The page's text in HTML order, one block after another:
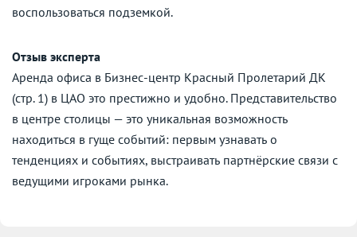
воспользоваться подземкой.
Отзыв эксперта
Аренда офиса в Бизнес-центр Красный Пролетарий ДК
(стр. 1) в ЦАО это престижно и удобно. Представительство
в центре столицы — это уникальная возможность
находиться в гуще событий: первым узнавать о
тенденциях и событиях, выстраивать партнёрские связи с
ведущими игроками рынка.